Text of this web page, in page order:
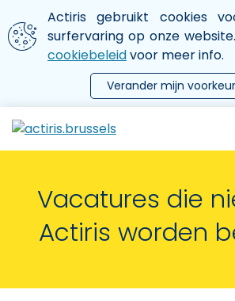
Aller au contenu principal
We gebruiken cookies
Actiris gebruikt cookies
surfervaring op onze
cookiebeleidvoor meer info.
Verander mijn
le menu
Vacatures die
Actiris worden